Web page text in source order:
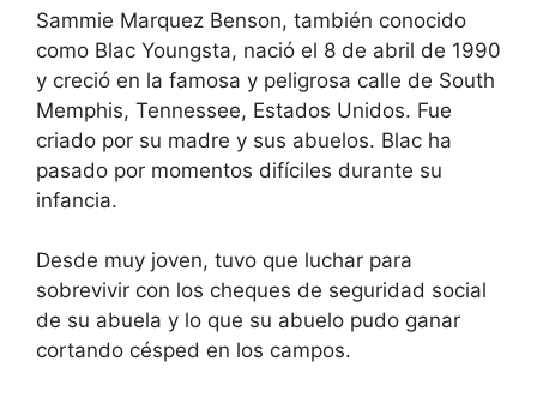
Sammie Marquez Benson, también conocido
como Blac Youngsta, nació el 8 de abril de 1990
y creció en la famosa y peligrosa calle de South
Memphis, Tennessee, Estados Unidos. Fue
criado por su madre y sus abuelos. Blac ha
pasado por momentos difíciles durante su
infancia.
Desde muy joven, tuvo que luchar para
sobrevivir con los cheques de seguridad social
de su abuela y lo que su abuelo pudo ganar
cortando césped en los campos.